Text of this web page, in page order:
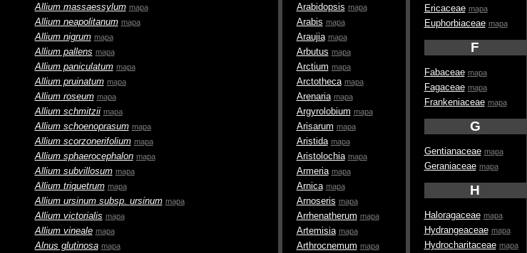
Allium massaessylum mapa
Allium neapolitanum mapa
Allium nigrum mapa
Allium pallens mapa
Allium paniculatum mapa
Allium pruinatum mapa
Allium roseum mapa
Allium schmitzii mapa
Allium schoenoprasum mapa
Allium scorzonerifolium mapa
Allium sphaerocephalon mapa
Allium subvillosum mapa
Allium triquetrum mapa
Allium ursinumsubsp. ursinum mapa
Allium victorialis mapa
Allium vineale mapa
Alnus glutinosa mapa
Arabidopsis mapa
Arabis mapa
Araujia mapa
Arbutus mapa
Arctium mapa
Arctotheca mapa
Arenaria mapa
Argyrolobium mapa
Arisarum mapa
Aristida mapa
Aristolochia mapa
Armeria mapa
Arnica mapa
Arnoseris mapa
Arrhenatherum mapa
Artemisia mapa
Arthrocnemum mapa
Ericaceae mapa
Euphorbiaceae mapa
F
Fabaceae mapa
Fagaceae mapa
Frankeniaceae mapa
G
Gentianaceae mapa
Geraniaceae mapa
H
Haloragaceae mapa
Hydrangeaceae mapa
Hydrocharitaceae mapa